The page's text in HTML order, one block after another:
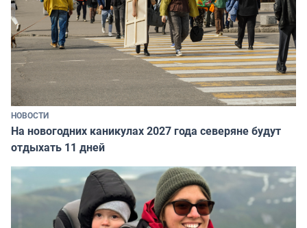
НОВОСТИ
На новогодних каникулах 2027 года северяне будут
отдыхать 11 дней